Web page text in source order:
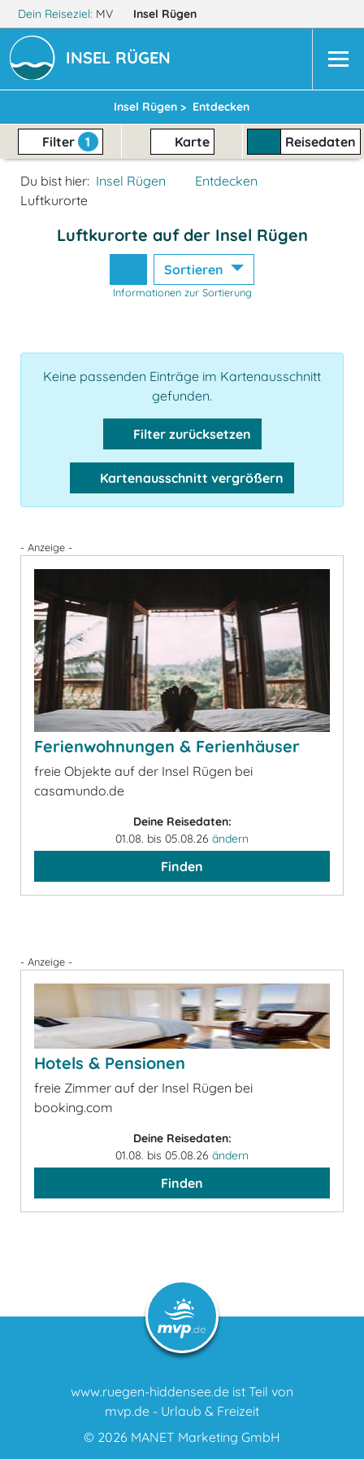
Dein Reiseziel: MV Insel Rügen
INSEL RÜGEN
Insel Rügen > Entdecken
Filter 1 Karte Reisedaten
Du bist hier: Insel Rügen
Entdecken
Luftkurorte
Luftkurorte auf der Insel Rügen
Sortieren
Informationen zur Sortierung
Keine passenden Einträge im Kartenausschnitt
gefunden.
Filter zurücksetzen
Kartenausschnitt vergrößern
- Anzeige -
Ferienwohnungen & Ferienhäuser
freie Objekte auf der Insel Rügen bei
casamundo.de
Deine Reisedaten:
01.08. bis 05.08.26 ändern
Finden
- Anzeige -
Hotels & Pensionen
freie Zimmer auf der Insel Rügen bei
booking.com
Deine Reisedaten:
01.08. bis 05.08.26 ändern
Finden
www.ruegen-hiddensee.de ist Teil von
mvp.de - Urlaub & Freizeit
© 2026 MANET Marketing GmbH